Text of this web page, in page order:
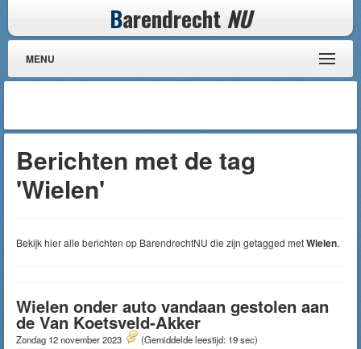
Barendrecht NU
MENU
Berichten met de tag
'Wielen'
Bekijk hier alle berichten op BarendrechtNU die zijn getagged metWielen.
Wielen onder auto vandaan gestolen aan
de Van Koetsveld-Akker
Zondag 12 november 2023 (Gemiddelde leestijd: 19 sec)